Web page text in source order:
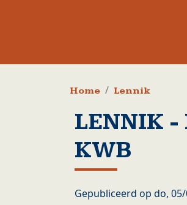
Kruimelpad
Home Lennik
LENNIK
KWB
Gepubliceerd op do,